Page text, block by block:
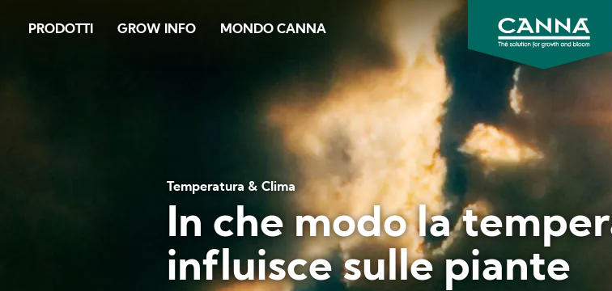
PRODOTTI GROW INFO MONDO CANNA
CANNA
Italia
Temperatura & Clima
In che modo la
influisce sulle piante